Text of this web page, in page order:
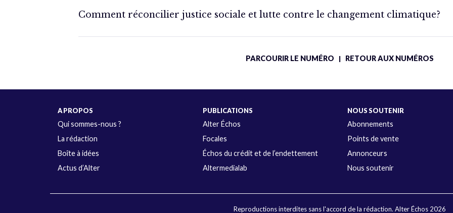
Comment réconcilier justice sociale et lutte contre le changement climatique?
PARCOURIR LE NUMÉRO | RETOUR AUX NUMÉROS
A PROPOS
Qui sommes-nous ?
La rédaction
Boîte à idées
Actus d’Alter
PUBLICATIONS
Alter Échos
Focales
Échos du crédit et de l’endettement
Altermedialab
NOUS SOUTENIR
Abonnements
Points de vente
Annonceurs
Nous soutenir
Reproductions interdites sans l'accord de la rédaction. Alter Échos 2026